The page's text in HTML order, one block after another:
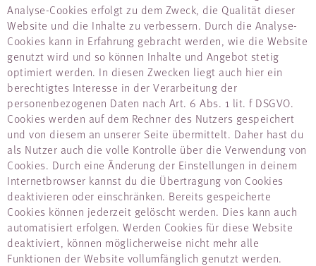
Analyse-Cookies erfolgt zu dem Zweck, die Qualität dieser
Website und die Inhalte zu verbessern. Durch die Analyse-
Cookies kann in Erfahrung gebracht werden, wie die Website
genutzt wird und so können Inhalte und Angebot stetig
optimiert werden. In diesen Zwecken liegt auch hier ein
berechtigtes Interesse in der Verarbeitung der
personenbezogenen Daten nach Art. 6 Abs. 1 lit. f DSGVO.
Cookies werden auf dem Rechner des Nutzers gespeichert
und von diesem an unserer Seite übermittelt. Daher hast du
als Nutzer auch die volle Kontrolle über die Verwendung von
Cookies. Durch eine Änderung der Einstellungen in deinem
Internetbrowser kannst du die Übertragung von Cookies
deaktivieren oder einschränken. Bereits gespeicherte
Cookies können jederzeit gelöscht werden. Dies kann auch
automatisiert erfolgen. Werden Cookies für diese Website
deaktiviert, können möglicherweise nicht mehr alle
Funktionen der Website vollumfänglich genutzt werden.